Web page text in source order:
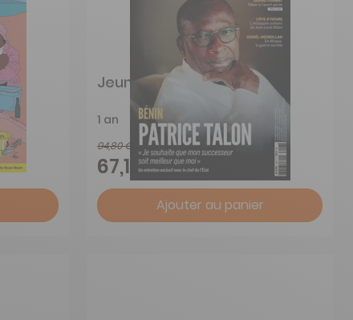
Jeune Afrique
1 an
94,80 €
67,15 € -29%
Ajouter au panier